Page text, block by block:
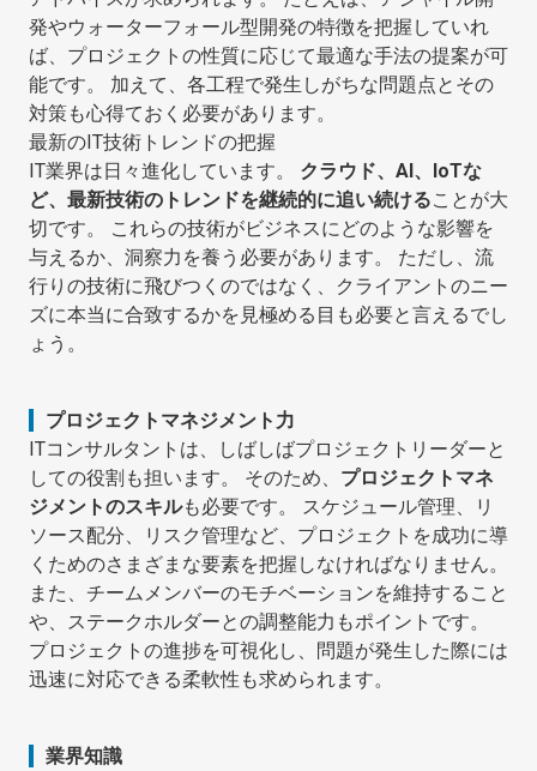
発やウォーターフォール型開発の特徴を把握していれ
ば、プロジェクトの性質に応じて最適な手法の提案が可
能です。 加えて、各工程で発生しがちな問題点とその
対策も心得ておく必要があります。
最新のIT技術トレンドの把握
IT業界は日々進化しています。 クラウド、AI、IoTな
ど、最新技術のトレンドを継続的に追い続けることが大
切です。 これらの技術がビジネスにどのような影響を
与えるか、洞察力を養う必要があります。 ただし、流
行りの技術に飛びつくのではなく、クライアントのニー
ズに本当に合致するかを見極める目も必要と言えるでし
ょう。
プロジェクトマネジメント力
ITコンサルタントは、しばしばプロジェクトリーダーと
しての役割も担います。 そのため、 プロジェクトマネ
ジメントのスキルも必要です。 スケジュール管理、リ
ソース配分、リスク管理など、プロジェクトを成功に導
くためのさまざまな要素を把握しなければなりません。
また、チームメンバーのモチベーションを維持すること
や、ステークホルダーとの調整能力もポイントです。
プロジェクトの進捗を可視化し、問題が発生した際には
迅速に対応できる柔軟性も求められます。
業界知識